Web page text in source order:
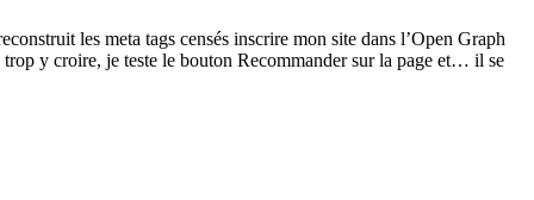
les meta tags censés inscrire mon site dans l’Open Graph
y croire, je teste le bouton Recommander sur la page et… il se